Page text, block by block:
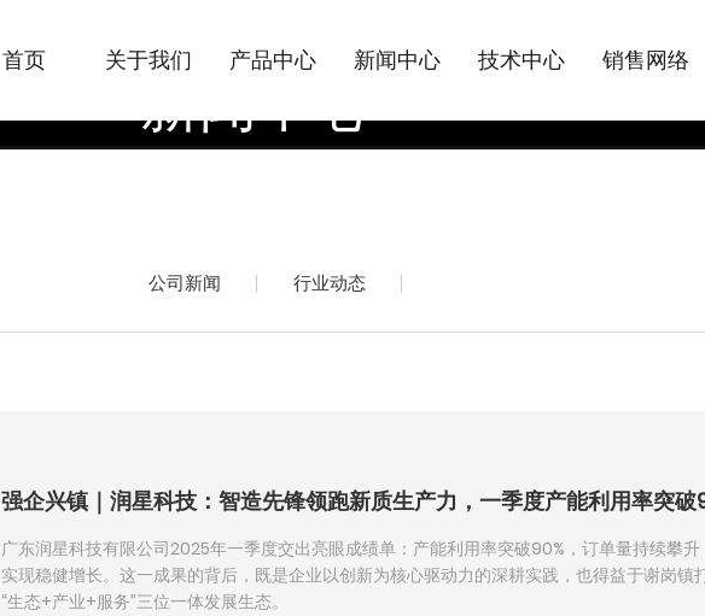
首页 关于我们 产品中心 新闻中心 技术中心 销售网络
新闻中心
公司新闻 行业动态
强企兴镇｜润星科技：智造先锋领跑新质生产力，一季度产能利用率突破
广东润星科技有限公司2025年一季度交出亮眼成绩单：产能利用率突破90%，订单量持续攀升
实现稳健增长。这一成果的背后，既是企业以创新为核心驱动力的深耕实践，也得益于谢岗镇
“生态+产业+服务”三位一体发展生态。